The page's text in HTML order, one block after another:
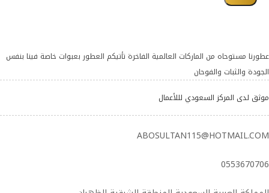
عطورنا مستوحاه من الماركات العالمية الفاخرة تأتيكم العطور بعبوات خاصة فينا بنفس
الجودة والثبات والفوحان
موثق لدى المركز السعودي لللأعمال
ABOSULTAN115@HOTMAIL.COM
0553670706